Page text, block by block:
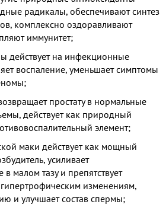
радикалы, обеспечивают синтез
комплексно оздоравливают
иммунитет;
действует на инфекционные
воспаление, уменьшает симптомы
простату в нормальные
действует как природный
элемент;
маки действует как мощный
усиливает
малом тазу и препятствует
изменениям,
и улучшает состав спермы;